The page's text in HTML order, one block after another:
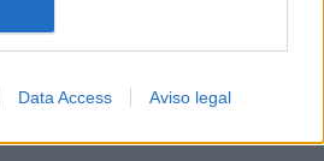
Data Access Aviso legal